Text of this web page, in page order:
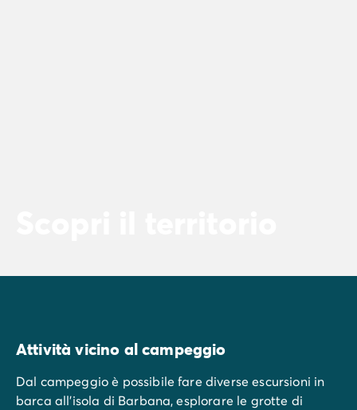
Attività vicino al campeggio
Dal campeggio è possibile fare diverse escursioni in
barca all'isola di Barbana, esplorare le grotte di